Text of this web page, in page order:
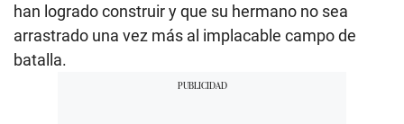
han logrado construir y que su hermano no sea
arrastrado una vez más al implacable campo de
batalla.